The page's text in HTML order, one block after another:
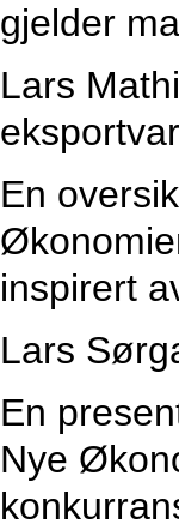
gjelder
Lars
En
inspirert
Lars
En
Nye